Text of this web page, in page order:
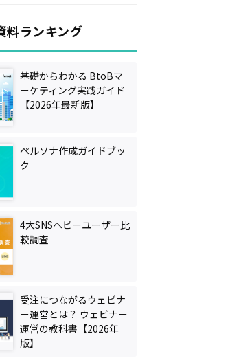
料ランキング
基礎からわかる BtoBマ
ーケティング実践ガイド
【2026年最新版】
ペルソナ作成ガイドブッ
ク
4大SNSヘビーユーザー比
較調査
受注につながるウェビナ
ー運営とは？ ウェビナー
運営の教科書【2026年
版】